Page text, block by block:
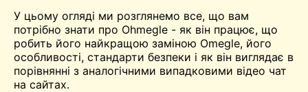
У цьому огляді ми розглянемо все, що вам
потрібно знати про Ohmegle - як він працює, що
робить його найкращою заміною Omegle, його
особливості, стандарти безпеки і як він виглядає в
порівнянні з аналогічними випадковими відео чат
на сайтах.